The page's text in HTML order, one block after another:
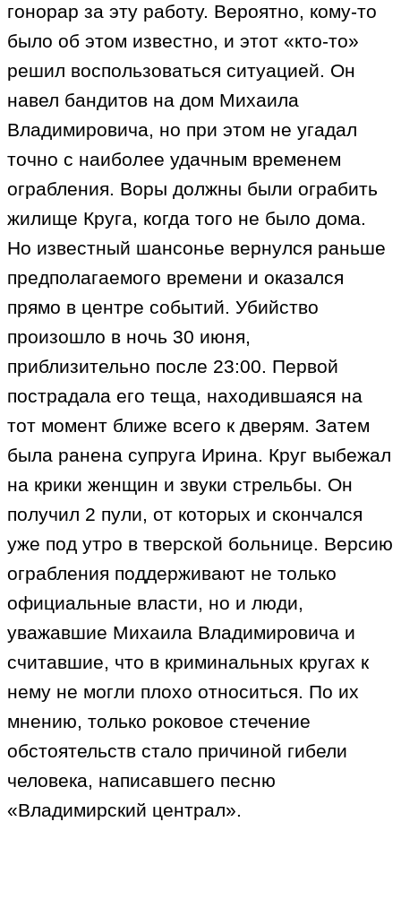
гонорар за эту работу. Вероятно, кому-то
было об этом известно, и этот «кто-то»
решил воспользоваться ситуацией. Он
навел бандитов на дом Михаила
Владимировича, но при этом не угадал
точно с наиболее удачным временем
ограбления. Воры должны были ограбить
жилище Круга, когда того не было дома.
Но известный шансонье вернулся раньше
предполагаемого времени и оказался
прямо в центре событий. Убийство
произошло в ночь 30 июня,
приблизительно после 23:00. Первой
пострадала его теща, находившаяся на
тот момент ближе всего к дверям. Затем
была ранена супруга Ирина. Круг выбежал
на крики женщин и звуки стрельбы. Он
получил 2 пули, от которых и скончался
уже под утро в тверской больнице. Версию
ограбления поддерживают не только
официальные власти, но и люди,
уважавшие Михаила Владимировича и
считавшие, что в криминальных кругах к
нему не могли плохо относиться. По их
мнению, только роковое стечение
обстоятельств стало причиной гибели
человека, написавшего песню
«Владимирский централ».